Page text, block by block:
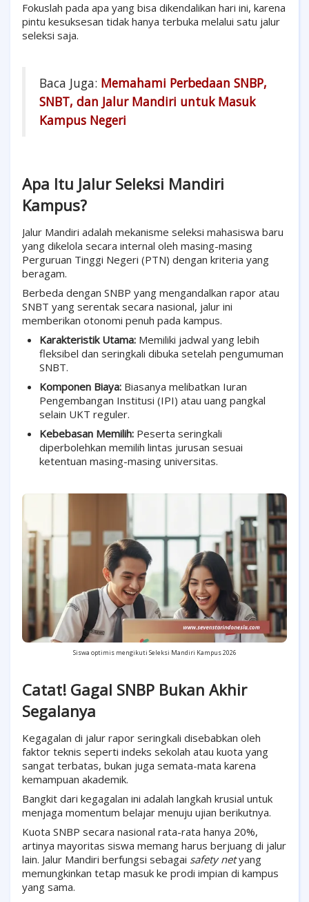
Fokuslah pada apa yang bisa dikendalikan hari ini, karena
pintu kesuksesan tidak hanya terbuka melalui satu jalur
seleksi saja.
Baca Juga: Memahami Perbedaan SNBP,
SNBT, dan Jalur Mandiri untuk Masuk
Kampus Negeri
Apa Itu Jalur Seleksi Mandiri
Kampus?
Jalur Mandiri adalah mekanisme seleksi mahasiswa baru
yang dikelola secara internal oleh masing-masing
Perguruan Tinggi Negeri (PTN) dengan kriteria yang
beragam.
Berbeda dengan SNBP yang mengandalkan rapor atau
SNBT yang serentak secara nasional, jalur ini
memberikan otonomi penuh pada kampus.
Karakteristik Utama: Memiliki jadwal yang lebih
fleksibel dan seringkali dibuka setelah pengumuman
SNBT.
Komponen Biaya: Biasanya melibatkan Iuran
Pengembangan Institusi (IPI) atau uang pangkal
selain UKT reguler.
Kebebasan Memilih: Peserta seringkali
diperbolehkan memilih lintas jurusan sesuai
ketentuan masing-masing universitas.
Siswa optimis mengikuti Seleksi Mandiri Kampus 2026
Catat! Gagal SNBP Bukan Akhir
Segalanya
Kegagalan di jalur rapor seringkali disebabkan oleh
faktor teknis seperti indeks sekolah atau kuota yang
sangat terbatas, bukan juga semata-mata karena
kemampuan akademik.
Bangkit dari kegagalan ini adalah langkah krusial untuk
menjaga momentum belajar menuju ujian berikutnya.
Kuota SNBP secara nasional rata-rata hanya 20%,
artinya mayoritas siswa memang harus berjuang di jalur
lain. Jalur Mandiri berfungsi sebagai safety netyang
memungkinkan tetap masuk ke prodi impian di kampus
yang sama.